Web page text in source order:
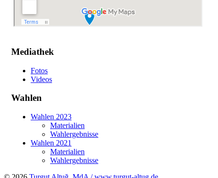
Mediathek
Fotos
Videos
Wahlen
Wahlen 2023
Materialien
Wahlergebnisse
Wahlen 2021
Materialien
Wahlergebnisse